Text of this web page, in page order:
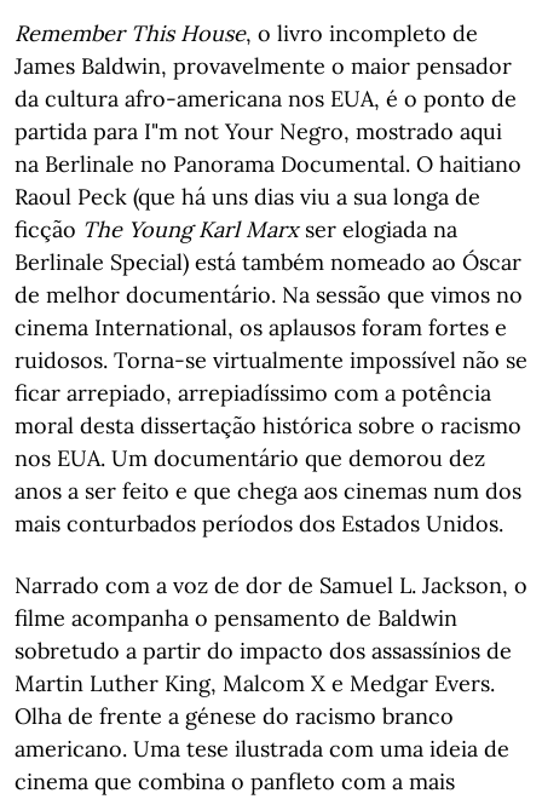
Remember This House, o livro incompleto de
James Baldwin, provavelmente o maior pensador
da cultura afro-americana nos EUA, é o ponto de
partida para I"m not Your Negro, mostrado aqui
na Berlinale no Panorama Documental. O haitiano
Raoul Peck (que há uns dias viu a sua longa de
ficção The Young Karl Marxser elogiada na
Berlinale Special) está também nomeado ao Óscar
de melhor documentário. Na sessão que vimos no
cinema International, os aplausos foram fortes e
ruidosos. Torna-se virtualmente impossível não se
ficar arrepiado, arrepiadíssimo com a potência
moral desta dissertação histórica sobre o racismo
nos EUA. Um documentário que demorou dez
anos a ser feito e que chega aos cinemas num dos
mais conturbados períodos dos Estados Unidos.
Narrado com a voz de dor de Samuel L. Jackson, o
filme acompanha o pensamento de Baldwin
sobretudo a partir do impacto dos assassínios de
Martin Luther King, Malcom X e Medgar Evers.
Olha de frente a génese do racismo branco
americano. Uma tese ilustrada com uma ideia de
cinema que combina o panfleto com a mais